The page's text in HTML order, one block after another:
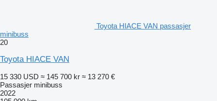
Toyota HIACE VAN passasjer
minibuss
20
Toyota HIACE VAN
15 330 USD ≈ 145 700 kr ≈ 13 270 €
Passasjer minibuss
2022